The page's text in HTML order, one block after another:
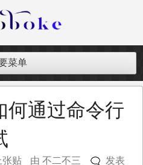
商独立站开发遇到的点点
菜单
通过命令行
张贴 由 不二不三
发表